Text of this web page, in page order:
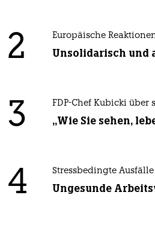
2 Europäische
Unsolidarisch und
3 FDP-Chef Kubicki über
„Wie Sie sehen,
4 Stressbedingte Ausfälle
Ungesunde